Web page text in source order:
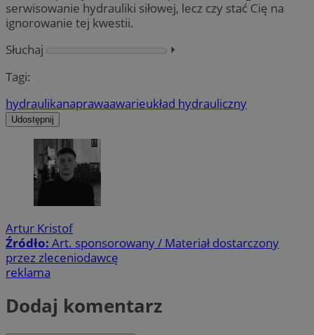
serwisowanie hydrauliki siłowej, lecz czy stać Cię na
ignorowanie tej kwestii.
Słuchaj
⏵︎
Tagi:
hydraulikanaprawaawarieukład hydrauliczny
Udostępnij
Artur Kristof
Źródło: Art. sponsorowany / Materiał dostarczony
przez zleceniodawcę
reklama
Dodaj komentarz